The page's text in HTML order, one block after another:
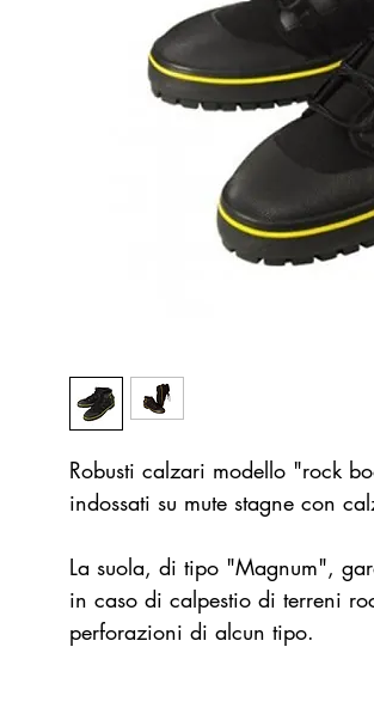
Robusti calzari modello "rock
indossati su mute stagne con
La suola, di tipo "Magnum",
in caso di calpestio di terreni
perforazioni di alcun tipo.